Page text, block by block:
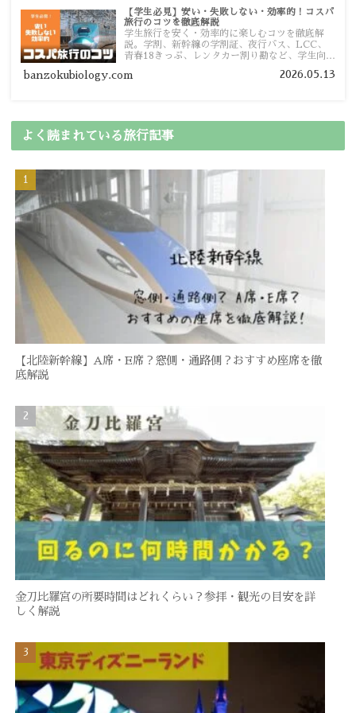
【学生必見】安い・失敗しない・効率的！コスパ
旅行のコツを徹底解説
学生旅行を安く・効率的に楽しむコツを徹底解
説。学割、新幹線の学割証、夜行バス、LCC、
青春18きっぷ、レンタカー割り勘など、学生向け
banzokubiology.com 2026.05.13
よく読まれている旅行記事
【北陸新幹線】A席・E席？窓側・通路側？おすすめ座席を徹
底解説
金刀比羅宮の所要時間はどれくらい？参拝・観光の目安を詳
しく解説